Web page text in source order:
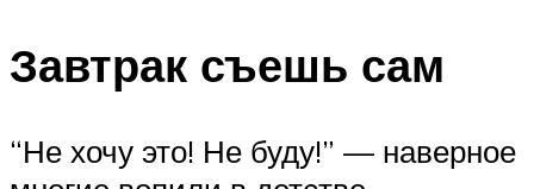
Завтрак съешь сам
“Не хочу это! Не буду!” — наверное